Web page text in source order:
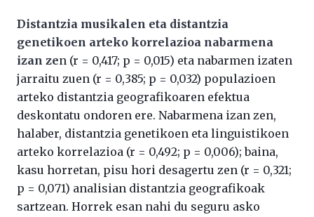
Distantzia musikalen eta distantzia
genetikoen arteko korrelazioa nabarmena
izan zen (r = 0,417; p = 0,015) eta nabarmen izaten
jarraitu zuen (r = 0,385; p = 0,032) populazioen
arteko distantzia geografikoaren efektua
deskontatu ondoren ere. Nabarmena izan zen,
halaber, distantzia genetikoen eta linguistikoen
arteko korrelazioa (r = 0,492; p = 0,006); baina,
kasu horretan, pisu hori desagertu zen (r = 0,321;
p = 0,071) analisian distantzia geografikoak
sartzean. Horrek esan nahi du seguru asko